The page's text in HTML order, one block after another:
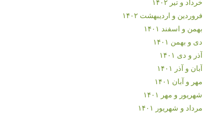
فروردین و اردیبهشت ۱۴۰۲
بهمن و اسفند ۱۴۰۱
دی و بهمن ۱۴۰۱
آذر و دی ۱۴۰۱
آبان و آذر ۱۴۰۱
مهر و آبان ۱۴۰۱
شهریور و مهر ۱۴۰۱
مرداد و شهریور ۱۴۰۱